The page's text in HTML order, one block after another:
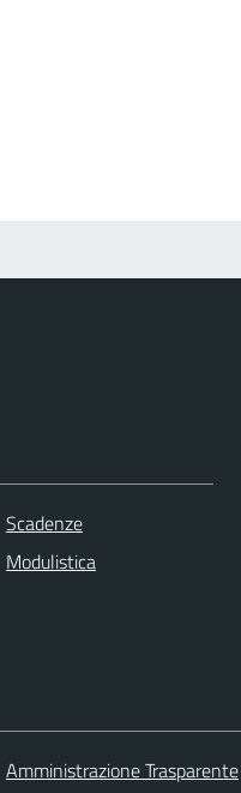
Scadenze
Modulistica
Amministrazione Trasparente